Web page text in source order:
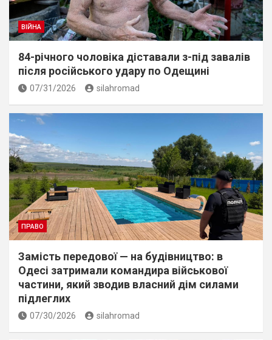
ВІЙНА
84-річного чоловіка діставали з-під завалів
пiсля росiйського удару по Одещині
07/31/2026 silahromad
ПРАВО
Замість передової — на будівництво: в
Одесі затримали командира військової
частини, який зводив власний дім силами
підлеглих
07/30/2026 silahromad